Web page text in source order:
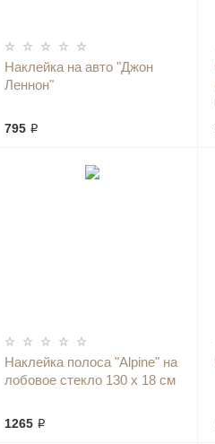
Наклейка на авто "Джон
Леннон"
795 ₽
Наклейка полоса "Alpine" на
лобовое стекло 130 х 18 см
1265 ₽